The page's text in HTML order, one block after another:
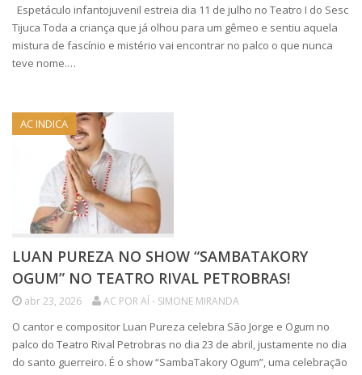
Espetáculo infantojuvenil estreia dia 11 de julho no Teatro I do Sesc
Tijuca Toda a criança que já olhou para um gêmeo e sentiu aquela
mistura de fascínio e mistério vai encontrar no palco o que nunca
teve nome.…
AC INDICA
LUAN PUREZA NO SHOW “SAMBATAKORY
OGUM” NO TEATRO RIVAL PETROBRAS!
abr 23, 2026 AC POR AÍ - SIMONE MIRANDA
O cantor e compositor Luan Pureza celebra São Jorge e Ogum no
palco do Teatro Rival Petrobras no dia 23 de abril, justamente no dia
do santo guerreiro. É o show “SambaTakory Ogum”, uma celebração